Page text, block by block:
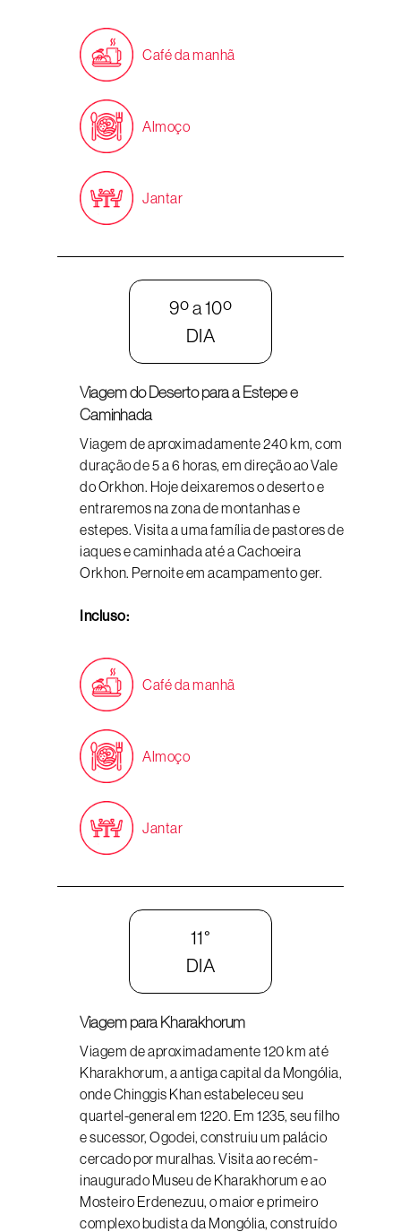
Café da manhã
Almoço
Jantar
9º a 10º
DIA
Viagem do Deserto para a Estepe e
Caminhada
Viagem de aproximadamente 240 km, com
duração de 5 a 6 horas, em direção ao Vale
do Orkhon. Hoje deixaremos o deserto e
entraremos na zona de montanhas e
estepes. Visita a uma família de pastores de
iaques e caminhada até a Cachoeira
Orkhon. Pernoite em acampamento ger.
Incluso:
Café da manhã
Almoço
Jantar
11°
DIA
Viagem para Kharakhorum
Viagem de aproximadamente 120 km até
Kharakhorum, a antiga capital da Mongólia,
onde Chinggis Khan estabeleceu seu
quartel-general em 1220. Em 1235, seu filho
e sucessor, Ogodei, construiu um palácio
cercado por muralhas. Visita ao recém-
inaugurado Museu de Kharakhorum e ao
Mosteiro Erdenezuu, o maior e primeiro
complexo budista da Mongólia, construído